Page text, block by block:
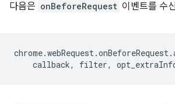
다음은 onBeforeRequest 이벤트를 수
chrome.webRequest.onBeforeRequest.
callback, filter,